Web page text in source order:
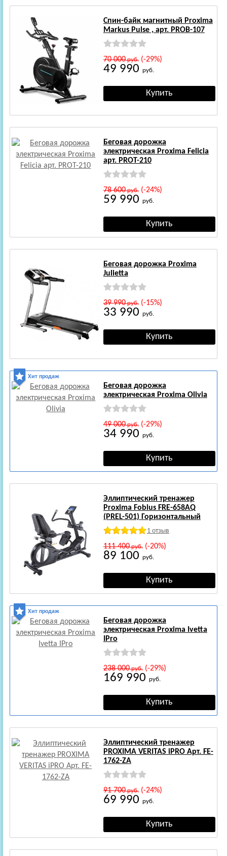
Спин-байк магнитный Proxima
Markus Pulse , арт. PROB-107
70 000руб.(-29%)
49 990 руб.
Беговая дорожка
электрическая Proxima Felicia
арт. PROT-210
78 600руб.(-24%)
59 990 руб.
Беговая дорожка Proxima
Julietta
39 990руб.(-15%)
33 990 руб.
Хит продаж
Беговая дорожка
электрическая Proxima Olivia
49 000руб.(-29%)
34 990 руб.
Эллиптический тренажер
Proxima Fobius FRE-658AQ
(PREL-501) Горизонтальный
1 отзыв
111 400руб.(-20%)
89 100 руб.
Хит продаж
Беговая дорожка
электрическая Proxima Ivetta
IPro
238 000руб.(-29%)
169 990 руб.
Эллиптический тренажер
PROXIMA VERITAS iPRO Арт. FE-
1762-ZA
91 700руб.(-24%)
69 990 руб.